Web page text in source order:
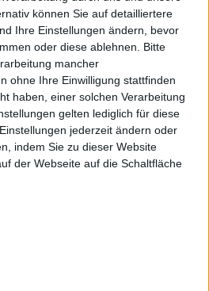
können Sie auf detailliertere
Ihre Einstellungen ändern, bevor
oder diese ablehnen.
Bitte
mancher
ohne Ihre Einwilligung stattfinden
haben, einer solchen Verarbeitung
gelten lediglich für diese
jederzeit ändern oder
indem Sie zu dieser Website
der Webseite auf die Schaltfläche